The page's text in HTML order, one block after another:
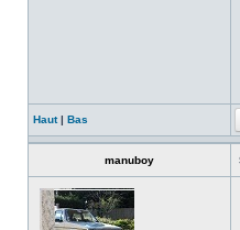
Haut| Bas
manuboy